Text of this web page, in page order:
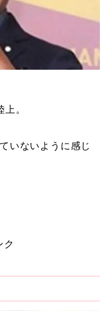
。
いないように感じ
ク